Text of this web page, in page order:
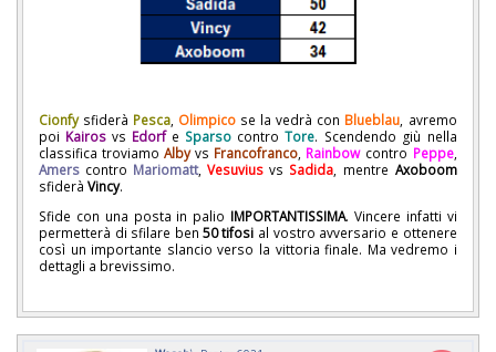
Cionfy sfiderà Pesca, Olimpico se la vedrà con Blueblau, avremo
poi Kairos vs Edorf e Sparso contro Tore. Scendendo giù nella
classifica troviamo Alby vs Francofranco, Rainbow contro Peppe,
Amers contro Mariomatt, Vesuvius vs Sadida, mentre Axoboom
sfiderà Vincy.
Sfide con una posta in palio IMPORTANTISSIMA. Vincere infatti vi
permetterà di sfilare ben 50 tifosi al vostro avversario e ottenere
così un importante slancio verso la vittoria finale. Ma vedremo i
dettagli a brevissimo.